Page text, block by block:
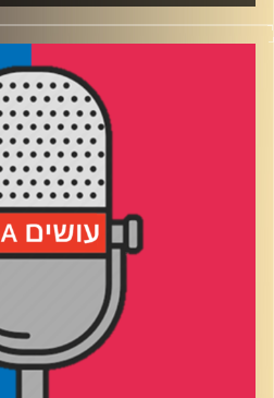
פודקאסט האן.בי.איי עם ערן
דוידוביץ' ועידן לוצקי, בשיתוף
רבע ראשון: עוד מפגש חג מולד
קרי, האם הרייטינג באמת נפגע
רבע שני: משחקי הכריסטמס
מאבדת את לוקה דונציץ׳, מינסוטה
רבע שלישי: כמה באמת גדול
רבע רביעי: מילון השחקנים השלם